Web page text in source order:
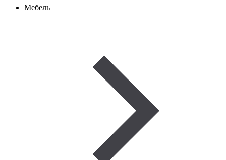
Мебель